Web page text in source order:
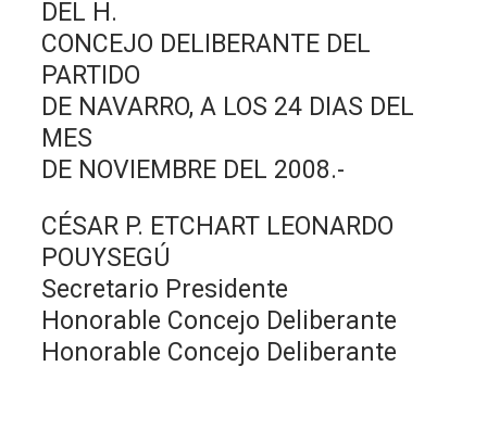
DEL H.
CONCEJO DELIBERANTE DEL
PARTIDO
DE NAVARRO, A LOS 24 DIAS DEL
MES
DE NOVIEMBRE DEL 2008.-
CÉSAR P. ETCHART LEONARDO
POUYSEGÚ
Secretario Presidente
Honorable Concejo Deliberante
Honorable Concejo Deliberante